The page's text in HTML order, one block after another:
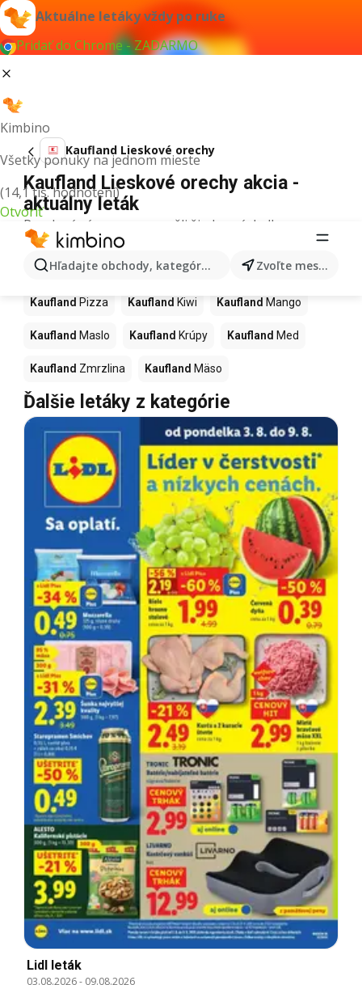
Aktuálne letáky vždy po ruke
Pridať do Chrome - ZADARMO
Kimbino
Všetky ponuky na jednom mieste
(14,1 tis. hodnotení)
Otvoriť
Hľadajte obchody, kategórie, produkty... Zvoľte mesto
Kaufland Lieskové orechy
Kaufland Lieskové orechy akcia -
aktuálny leták
Pre daný výraz sme nenašli žiadne výsledky.
Ďalšie produkty v obchodoch
Kaufland
Kaufland Pizza Kaufland Kiwi Kaufland Mango
Kaufland Maslo Kaufland Krúpy Kaufland Med
Kaufland Zmrzlina Kaufland Mäso
Ďalšie letáky z kategórie
Lidl leták
03.08.2026- 09.08.2026